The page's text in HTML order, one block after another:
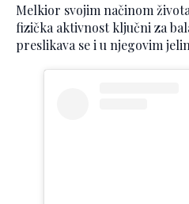
Melkior svojim načinom
fizička aktivnost ključni za
preslikava se i u njegovim